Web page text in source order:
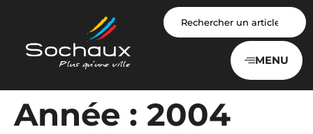
MENU
Année : 2004
Panneau de gestion des cookies